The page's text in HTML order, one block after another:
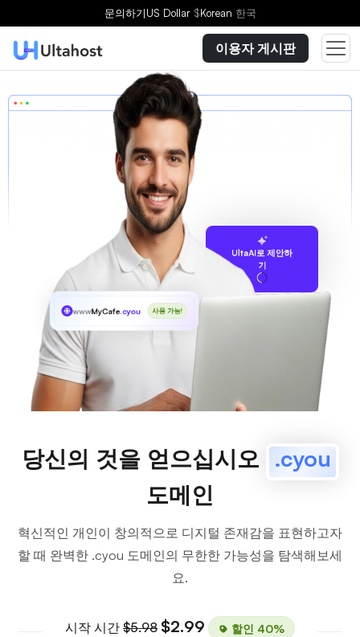
문의하기US Dollar $Korean 한국
이용자 게시판
UltaAI로 제안하
기
wwwMyCafe.cyou 사용 가능!
당신의 것을 얻으십시오 .cyou
도메인
혁신적인 개인이 창의적으로 디지털 존재감을 표현하고자
할 때 완벽한 .cyou 도메인의 무한한 가능성을 탐색해보세
요.
시작 시간 $5.98 $2.99 할인 40%